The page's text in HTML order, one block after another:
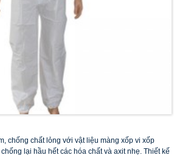
chống chất lỏng với vật liệu màng xốp vi xốp
lại hầu hết các hóa chất và axit nhẹ. Thiết kế